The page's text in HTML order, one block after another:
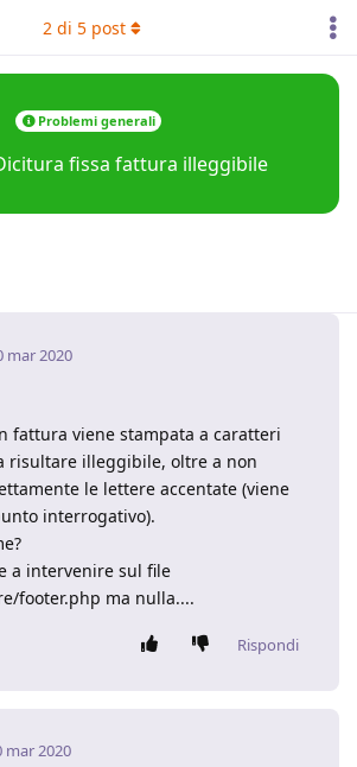
Problemi generali
fissa fattura illeggibile
2di 5post
mar 2020
fattura viene stampata a caratteri
risultare illeggibile, oltre a non
le lettere accentate (viene
interrogativo).
a intervenire sul file
footer.php ma nulla....
Rispondi
mar 2020